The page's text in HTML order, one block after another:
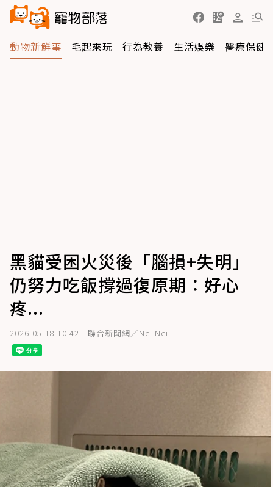
動物新鮮事 毛起來玩 行為教養 生活娛樂 醫療保健
黑貓受困火災後「腦損+失明」
仍努力吃飯撐過復原期：好心
疼...
2026-05-18 10:42 聯合新聞網／Nei Nei